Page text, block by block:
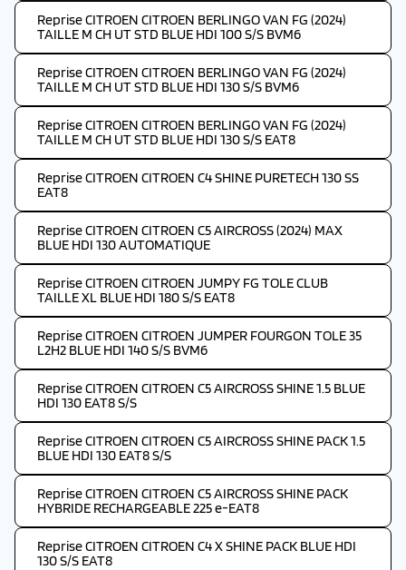
Reprise CITROEN CITROEN BERLINGO VAN FG (2024)
TAILLE M CH UT STD BLUE HDI 100 S/S BVM6
Reprise CITROEN CITROEN BERLINGO VAN FG (2024)
TAILLE M CH UT STD BLUE HDI 130 S/S BVM6
Reprise CITROEN CITROEN BERLINGO VAN FG (2024)
TAILLE M CH UT STD BLUE HDI 130 S/S EAT8
Reprise CITROEN CITROEN C4 SHINE PURETECH 130 SS
EAT8
Reprise CITROEN CITROEN C5 AIRCROSS (2024) MAX
BLUE HDI 130 AUTOMATIQUE
Reprise CITROEN CITROEN JUMPY FG TOLE CLUB
TAILLE XL BLUE HDI 180 S/S EAT8
Reprise CITROEN CITROEN JUMPER FOURGON TOLE 35
L2H2 BLUE HDI 140 S/S BVM6
Reprise CITROEN CITROEN C5 AIRCROSS SHINE 1.5 BLUE
HDI 130 EAT8 S/S
Reprise CITROEN CITROEN C5 AIRCROSS SHINE PACK 1.5
BLUE HDI 130 EAT8 S/S
Reprise CITROEN CITROEN C5 AIRCROSS SHINE PACK
HYBRIDE RECHARGEABLE 225 e-EAT8
Reprise CITROEN CITROEN C4 X SHINE PACK BLUE HDI
130 S/S EAT8